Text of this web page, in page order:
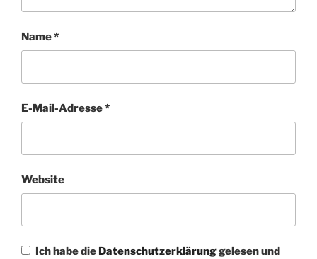
Name*
E-Mail-Adresse*
Website
Ich habe die Datenschutzerklärunggelesen und